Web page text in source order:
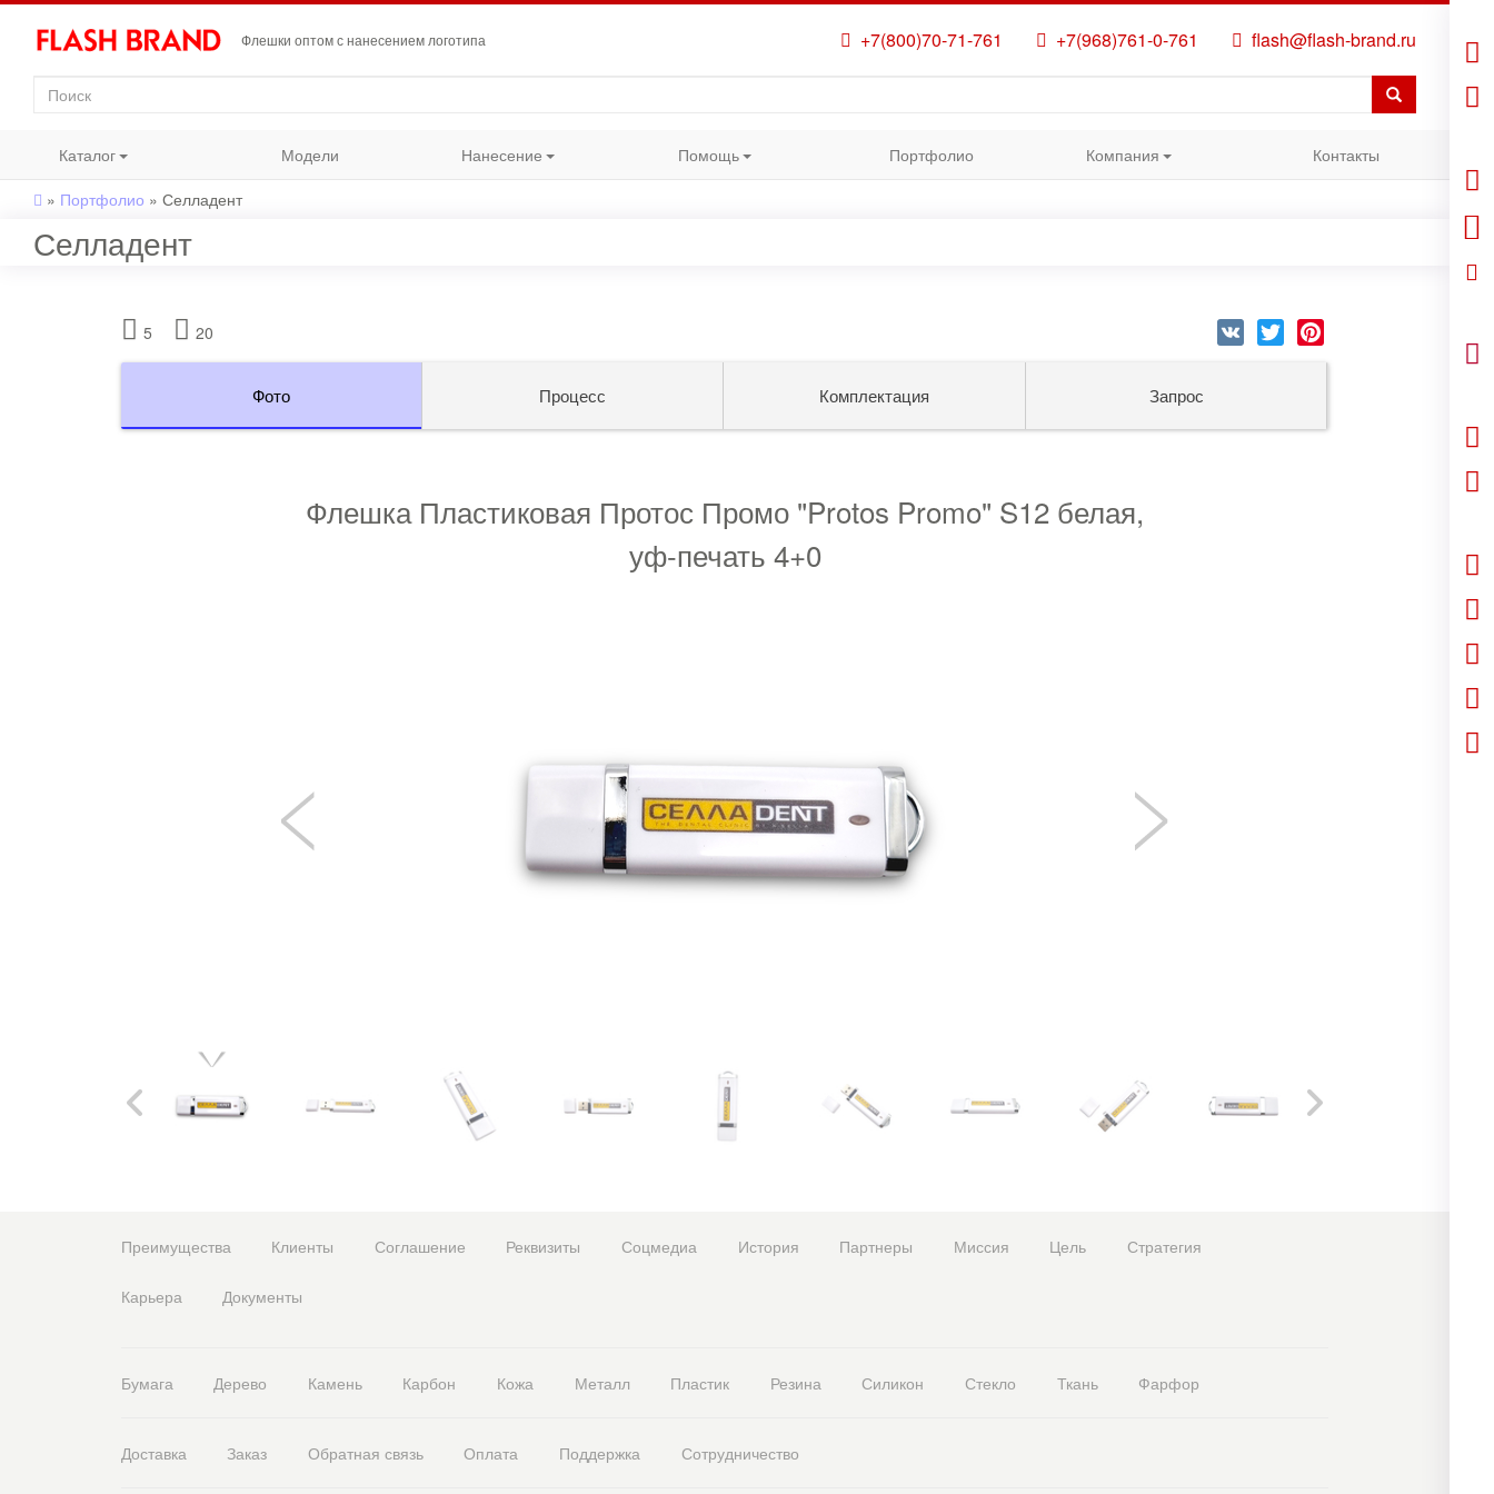
Флешки оптом с нанесением логотипа +7(800)70-71-761 +7(968)761-0-761 flash@flash-brand.ru
Каталог Модели Нанесение Помощь Портфолио Компания
Контакты
» Портфолио » Селладент
Селладент
5 20 VK Twitter
Фото Процесс Комплектация Запрос
Флешка Пластиковая Протос Промо "Protos Promo" S12 белая,
уф-печать 4+0
Преимущества Клиенты Соглашение Реквизиты Соцмедиа История Партнеры Миссия Цель Стратегия
Карьера Документы
Бумага Дерево Камень Карбон Кожа Металл Пластик Резина Силикон Стекло Ткань Фарфор
Доставка Заказ Обратная связь Оплата Поддержка Сотрудничество